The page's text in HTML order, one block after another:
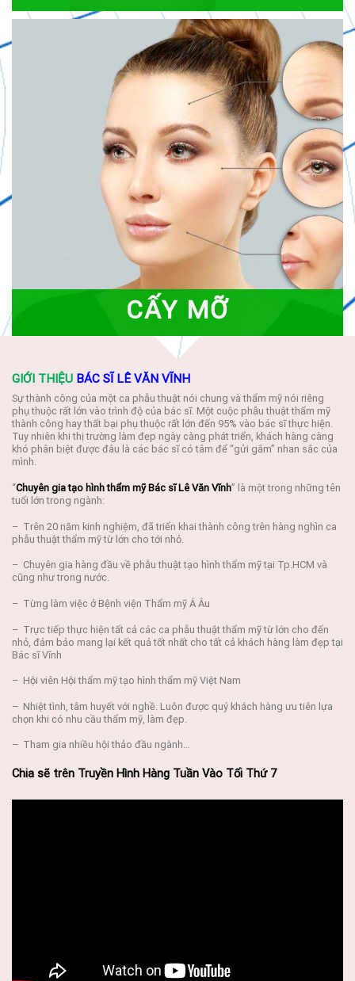
CẤY MỠ
GIỚI THIỆU BÁC SĨ LÊ VĂN VĨNH
Sự thành công của một ca phẫu thuật nói chung và thẩm mỹ nói riêng
phụ thuộc rất lớn vào trình độ của bác sĩ. Một cuộc phẫu thuật thẩm mỹ
thành công hay thất bại phụ thuộc rất lớn đến 95% vào bác sĩ thực hiện.
Tuy nhiên khi thị trường làm đẹp ngày càng phát triển, khách hàng càng
khó phân biệt được đâu là các bác sĩ có tâm để “gửi gắm” nhan sắc của
mình.
“Chuyên gia tạo hình thẩm mỹ Bác sĩ Lê Văn Vĩnh” là một trong những tên
tuổi lớn trong ngành:
– Trên 20 năm kinh nghiệm, đã triển khai thành công trên hàng nghìn ca
phẫu thuật thẩm mỹ từ lớn cho tới nhỏ.
– Chuyên gia hàng đầu về phẫu thuật tạo hình thẩm mỹ tại Tp.HCM và
cũng như trong nước.
– Từng làm việc ở Bệnh viện Thẩm mỹ Á Âu
– Trực tiếp thực hiện tất cả các ca phẫu thuật thẩm mỹ từ lớn cho đến
nhỏ, đảm bảo mang lại kết quả tốt nhất cho tất cả khách hàng làm đẹp tại
Bác sĩ Vĩnh
– Hội viên Hội thẩm mỹ tạo hình thẩm mỹ Việt Nam
– Nhiệt tình, tâm huyết với nghề. Luôn được quý khách hàng ưu tiên lựa
chọn khi có nhu cầu thẩm mỹ, làm đẹp.
– Tham gia nhiều hội thảo đầu ngành…
Chia sẽ trên Truyền Hình Hàng Tuần Vào Tối Thứ 7